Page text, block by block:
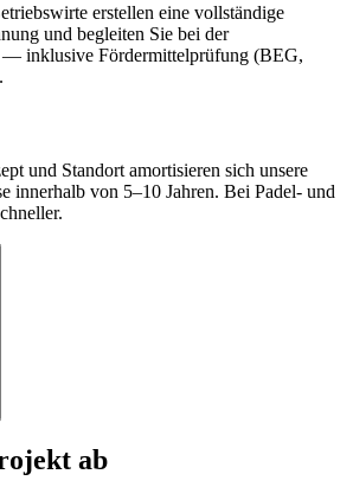
erstellen eine vollständige
und begleiten Sie bei der
— inklusive Fördermittelprüfung (BEG,
und Standort amortisieren sich unsere
innerhalb von 5–10 Jahren. Bei Padel- und
ab